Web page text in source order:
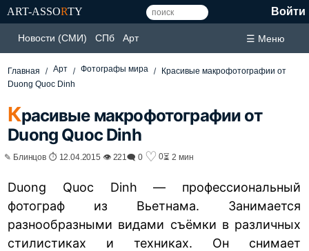
ART-ASSORTY Войти
Новости (СМИ) СПб Арт ☰ Меню
Главная Арт Фотографы мира
Красивые макрофотографии от
Duong Quoc Dinh
Красивые макрофотографии от
Duong Quoc Dinh
✎ Блинцов ⏱ 12.04.2015 👁 221🗨 0 ♡ 0⏳ 2 мин
Duong Quoc Dinh — профессиональный
фотограф из Вьетнама. Занимается
разнообразными видами съёмки в различных
стилистиках и техниках. Он снимает